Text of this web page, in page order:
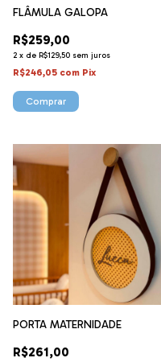
FLÂMULA GALOPA
R$259,00
2 x de R$129,50 sem juros
R$246,05 com Pix
PORTA MATERNIDADE
R$261,00